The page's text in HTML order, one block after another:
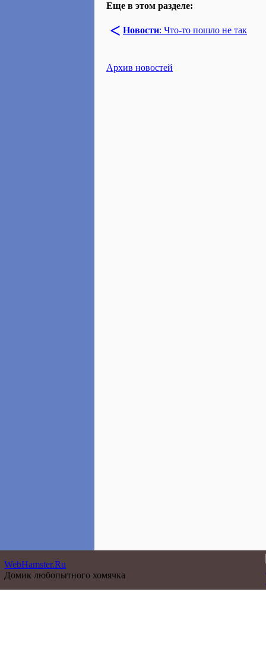
Еще в этом разделе:
< Новости: Что-то пошло не так
Архив новостей
WebHamster.Ru
Домик любопытного хомячка